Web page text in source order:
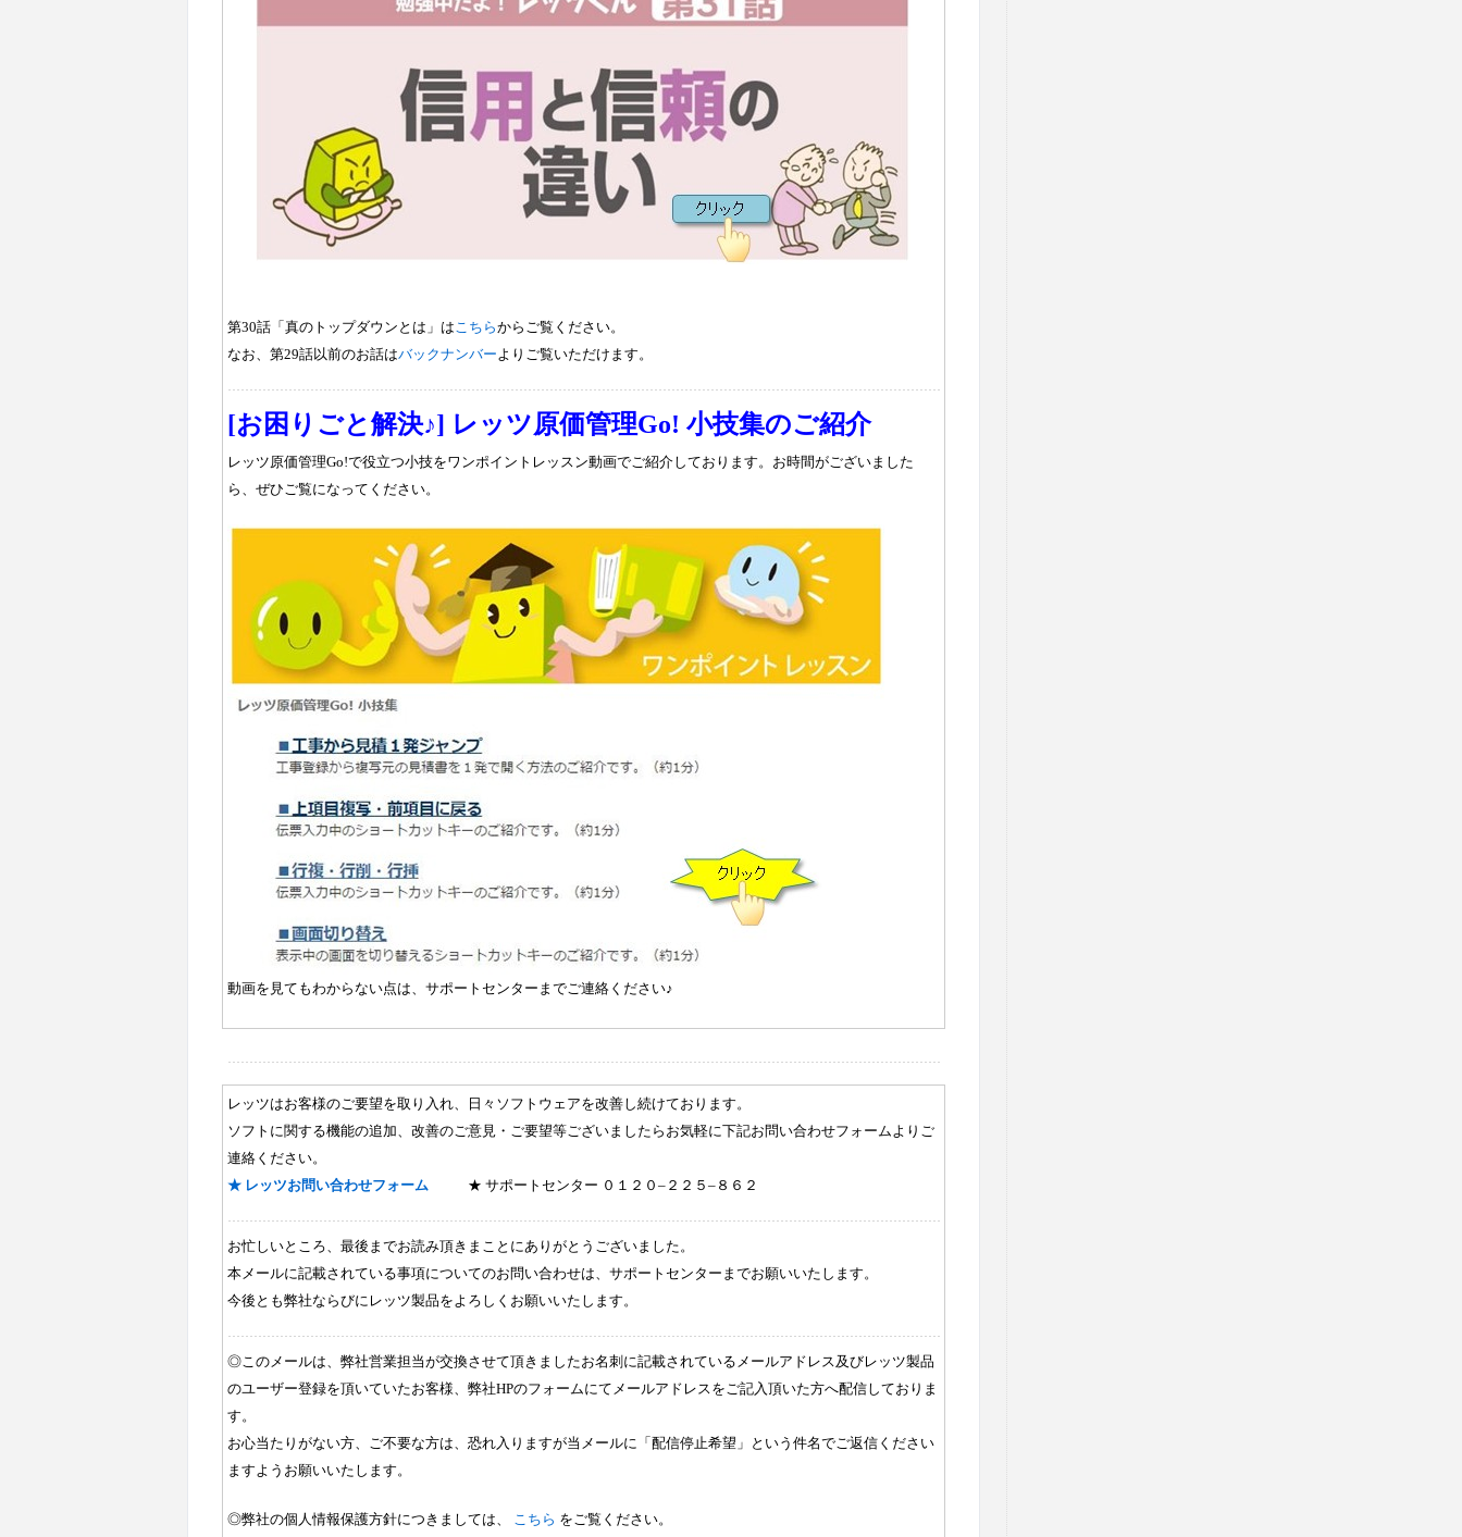
第30話「真のトップダウンとは」はこちらからご覧ください。
なお、第29話以前のお話はバックナンバーよりご覧いただけます。
[お困りごと解決♪] レッツ原価管理Go! 小技集のご紹介
レッツ原価管理Go!で役立つ小技をワンポイントレッスン動画でご紹介しております。お時間がございました
ら、ぜひご覧になってください。
動画を見てもわからない点は、サポートセンターまでご連絡ください♪
レッツはお客様のご要望を取り入れ、日々ソフトウェアを改善し続けております。
ソフトに関する機能の追加、改善のご意見・ご要望等ございましたらお気軽に下記お問い合わせフォームよりご
連絡ください。
★ レッツお問い合わせフォーム ★ サポートセンター ０１２０ –２２５ –８６２
お忙しいところ、最後までお読み頂きまことにありがとうございました。
本メールに記載されている事項についてのお問い合わせは、サポートセンターまでお願いいたします。
今後とも弊社ならびにレッツ製品をよろしくお願いいたします。
◎このメールは、弊社営業担当が交換させて頂きましたお名刺に記載されているメールアドレス及びレッツ製品
のユーザー登録を頂いていたお客様、弊社HPのフォームにてメールアドレスをご記入頂いた方へ配信しておりま
す。
お心当たりがない方、ご不要な方は、恐れ入りますが当メールに「配信停止希望」という件名でご返信ください
ますようお願いいたします。
◎弊社の個人情報保護方針につきましては、 こちら をご覧ください。